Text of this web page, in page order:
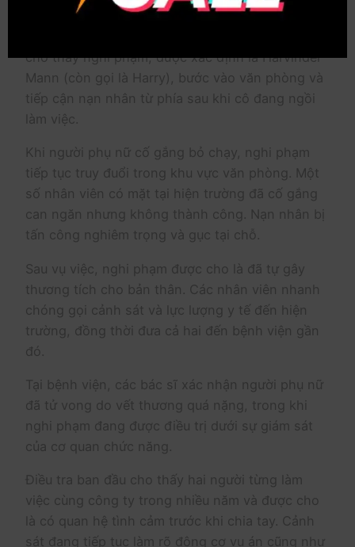
Theo thông tin từ cơ quan chức năng, vụ việc
cho thấy nghi phạm, được xác định là Harvinder
Mann (còn gọi là Harry), bước vào văn phòng và
tiếp cận nạn nhân từ phía sau khi cô đang ngồi
làm việc.
Khi người phụ nữ cố gắng bỏ chạy, nghi phạm
tiếp tục truy đuổi trong khu vực văn phòng. Một
số nhân viên có mặt tại hiện trường đã cố gắng
can ngăn nhưng không thành công. Nạn nhân bị
tấn công nghiêm trọng và gục tại chỗ.
Sau vụ việc, nghi phạm được cho là đã tự gây
thương tích cho bản thân. Các nhân viên nhanh
chóng gọi cảnh sát và lực lượng y tế đến hiện
trường, đồng thời đưa cả hai đến bệnh viện gần
đó.
Tại bệnh viện, các bác sĩ xác nhận người phụ nữ
đã tử vong do vết thương quá nặng, trong khi
nghi phạm đang được điều trị dưới sự giám sát
của cơ quan chức năng.
Điều tra ban đầu cho thấy hai người từng làm
việc cùng công ty trong nhiều năm và được cho
là có quan hệ tình cảm trước khi chia tay. Cảnh
sát đang tiếp tục làm rõ động cơ vụ án cũng như